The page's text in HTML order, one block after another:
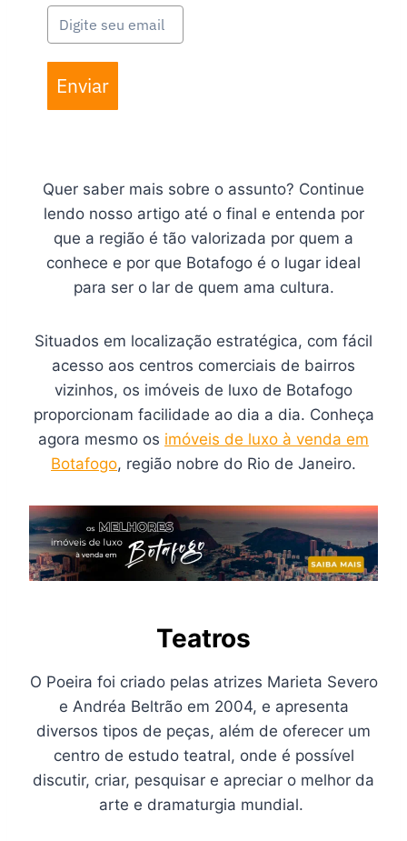
Enviar
Quer saber mais sobre o assunto? Continue
lendo nosso artigo até o final e entenda por
que a região é tão valorizada por quem a
conhece e por que Botafogo é o lugar ideal
para ser o lar de quem ama cultura.
Situados em localização estratégica, com fácil
acesso aos centros comerciais de bairros
vizinhos, os imóveis de luxo de Botafogo
proporcionam facilidade ao dia a dia. Conheça
agora mesmo os imóveis de luxo à venda em
Botafogo, região nobre do Rio de Janeiro.
Teatros
O Poeira foi criado pelas atrizes Marieta Severo
e Andréa Beltrão em 2004, e apresenta
diversos tipos de peças, além de oferecer um
centro de estudo teatral, onde é possível
discutir, criar, pesquisar e apreciar o melhor da
arte e dramaturgia mundial.